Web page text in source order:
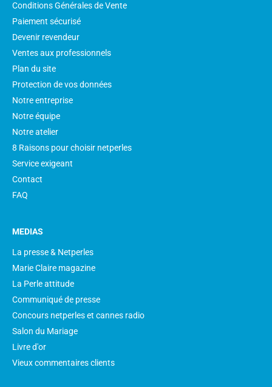
Conditions Générales de Vente
Paiement sécurisé
Devenir revendeur
Ventes aux professionnels
Plan du site
Protection de vos données
Notre entreprise
Notre équipe
Notre atelier
8 Raisons pour choisir netperles
Service exigeant
Contact
FAQ
MEDIAS
La presse & Netperles
Marie Claire magazine
La Perle attitude
Communiqué de presse
Concours netperles et cannes radio
Salon du Mariage
Livre d'or
Vieux commentaires clients